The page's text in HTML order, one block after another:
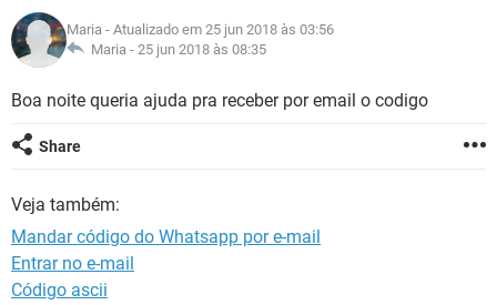
INSTAGRAM
GUIA DE COMPRAS
OUTLOOK EXCEL
INSTAGRAM
GUIA DE COMPRAS
JOGOS
CELULAR FACEBOOK
GLOSSÁRIO
JOGOS
CELULAR FACEBOOK
OUTLOOK
GUIA DE COMPRAS
Maria - Atualizado em 25 jun 2018 às 03:56
Maria - 25 jun 2018 às 08:35
Boa noite queria ajuda pra receber por email o codigo
Share
Veja também:
Mandar código do Whatsapp por e-mail
Entrar no e-mail
Código ascii